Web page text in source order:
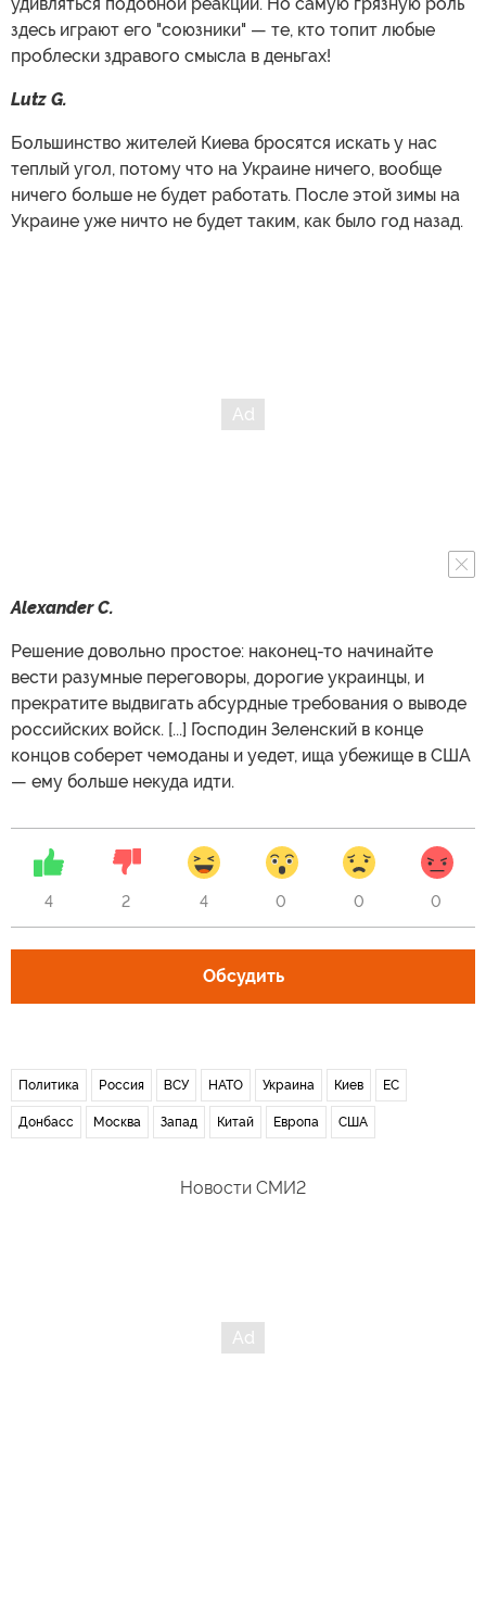
здесь играют его "союзники" — те, кто топит любые
проблески здравого смысла в деньгах!
Lutz G.
Большинство жителей Киева бросятся искать у нас
теплый угол, потому что на Украине ничего, вообще
ничего больше не будет работать. После этой зимы на
Украине уже ничто не будет таким, как было год назад.
Alexander C.
Решение довольно простое: наконец-то начинайте
вести разумные переговоры, дорогие украинцы, и
прекратите выдвигать абсурдные требования о выводе
российских войск. [...] Господин Зеленский в конце
концов соберет чемоданы и уедет, ища убежище в США
— ему больше некуда идти.
4 2 4 0 0 0
Обсудить
Политика Россия ВСУ НАТО Украина Киев ЕС
Донбасс Москва Запад Китай Европа США
Новости СМИ2